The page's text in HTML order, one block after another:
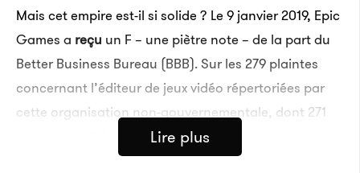
Mais cet empire est-il si solide ? Le 9 janvier 2019, Epic
Games a reçu un F – une piètre note – de la part du
Better Business Bureau (BBB). Sur les 279 plaintes
concernant l’éditeur de jeux vidéo répertoriées par
cette organisation non-gouvernementale, dont 271
l’an passé, 247 sont restées lettre morte. Ses propres
messages n’ont pas reçu davantage de réponse.
Lire plus